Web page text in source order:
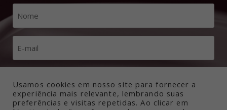
Usamos cookies em nosso site para fornecer a
experiência mais relevante, lembrando suas
preferências e visitas repetidas. Ao clicar em